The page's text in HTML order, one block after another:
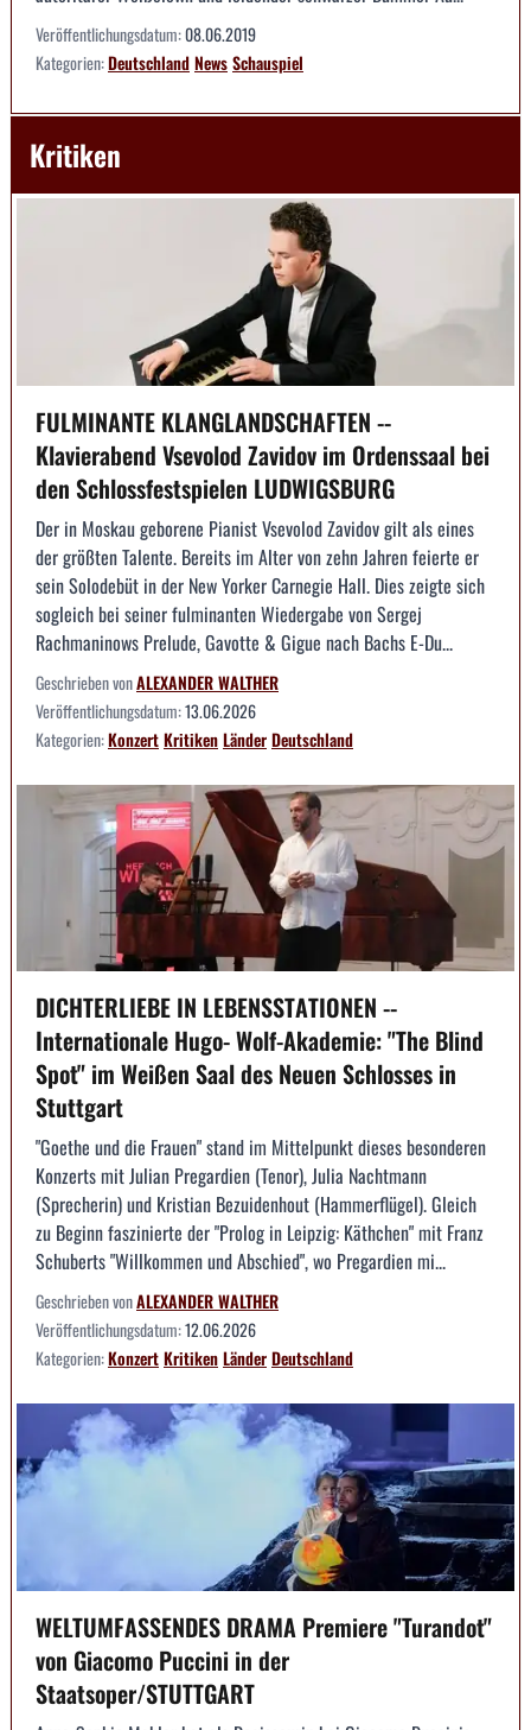
Veröffentlichungsdatum:08.06.2019
Kategorien:DeutschlandNewsSchauspiel
Kritiken
FULMINANTE KLANGLANDSCHAFTEN --
Klavierabend Vsevolod Zavidov im Ordenssaal bei
den Schlossfestspielen LUDWIGSBURG
Der in Moskau geborene Pianist Vsevolod Zavidov gilt als eines
der größten Talente. Bereits im Alter von zehn Jahren feierte er
sein Solodebüt in der New Yorker Carnegie Hall. Dies zeigte sich
sogleich bei seiner fulminanten Wiedergabe von Sergej
Rachmaninows Prelude, Gavotte & Gigue nach Bachs E-Du...
Geschrieben vonALEXANDER WALTHER
Veröffentlichungsdatum:13.06.2026
Kategorien:KonzertKritikenLänderDeutschland
DICHTERLIEBE IN LEBENSSTATIONEN --
Internationale Hugo- Wolf-Akademie: "The Blind
Spot" im Weißen Saal des Neuen Schlosses in
Stuttgart
"Goethe und die Frauen" stand im Mittelpunkt dieses besonderen
Konzerts mit Julian Pregardien (Tenor), Julia Nachtmann
(Sprecherin) und Kristian Bezuidenhout (Hammerflügel). Gleich
zu Beginn faszinierte der "Prolog in Leipzig: Käthchen" mit Franz
Schuberts "Willkommen und Abschied", wo Pregardien mi...
Geschrieben vonALEXANDER WALTHER
Veröffentlichungsdatum:12.06.2026
Kategorien:KonzertKritikenLänderDeutschland
WELTUMFASSENDES DRAMA Premiere "Turandot"
von Giacomo Puccini in der
Staatsoper/STUTTGART